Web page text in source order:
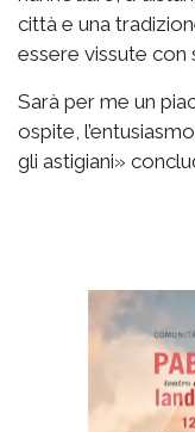
città e una
essere vissute con
Sarà per me un
ospite,
gli astigiani»